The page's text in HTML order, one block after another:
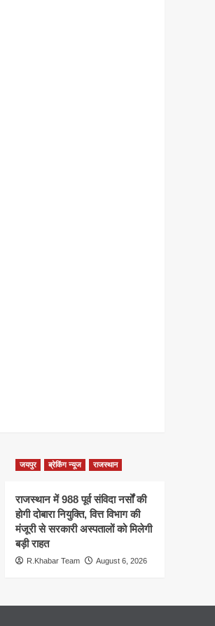
जयपुर ब्रेकिंग न्यूज राजस्थान
राजस्थान में 988 पूर्व संविदा नर्सों की
होगी दोबारा नियुक्ति, वित्त विभाग की
मंजूरी से सरकारी अस्पतालों को मिलेगी
बड़ी राहत
R.Khabar Team August 6, 2026